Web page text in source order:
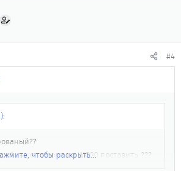
Просто так не получится. Только
потому как они похожи, но не
#4
от тудова на WQ20 поставить ???
чтобы раскрыть...